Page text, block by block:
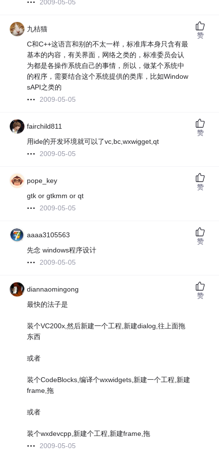
2009-05-05
九桔猫
C和C++这语言和别的不太一样，标准库本身只含有最
基本的内容，有关界面，网络之类的，标准委员会认
为都是各操作系统自己的事情，所以，做某个系统中
的程序，需要结合这个系统提供的类库，比如Window
sAPI之类的
2009-05-05
赞
fairchild811
用ide的开发环境就可以了vc,bc,wxwigget,qt
2009-05-05
赞
pope_key
gtk or gtkmm or qt
2009-05-05
赞
aaaa3105563
先念 windows程序设计
2009-05-05
赞
diannaomingong
最快的法子是
装个VC200x,然后新建一个工程,新建dialog,往上面拖
东西
或者
装个CodeBlocks,编译个wxwidgets,新建一个工程,新建
frame,拖
或者
装个wxdevcpp,新建个工程,新建frame,拖
2009-05-05
赞